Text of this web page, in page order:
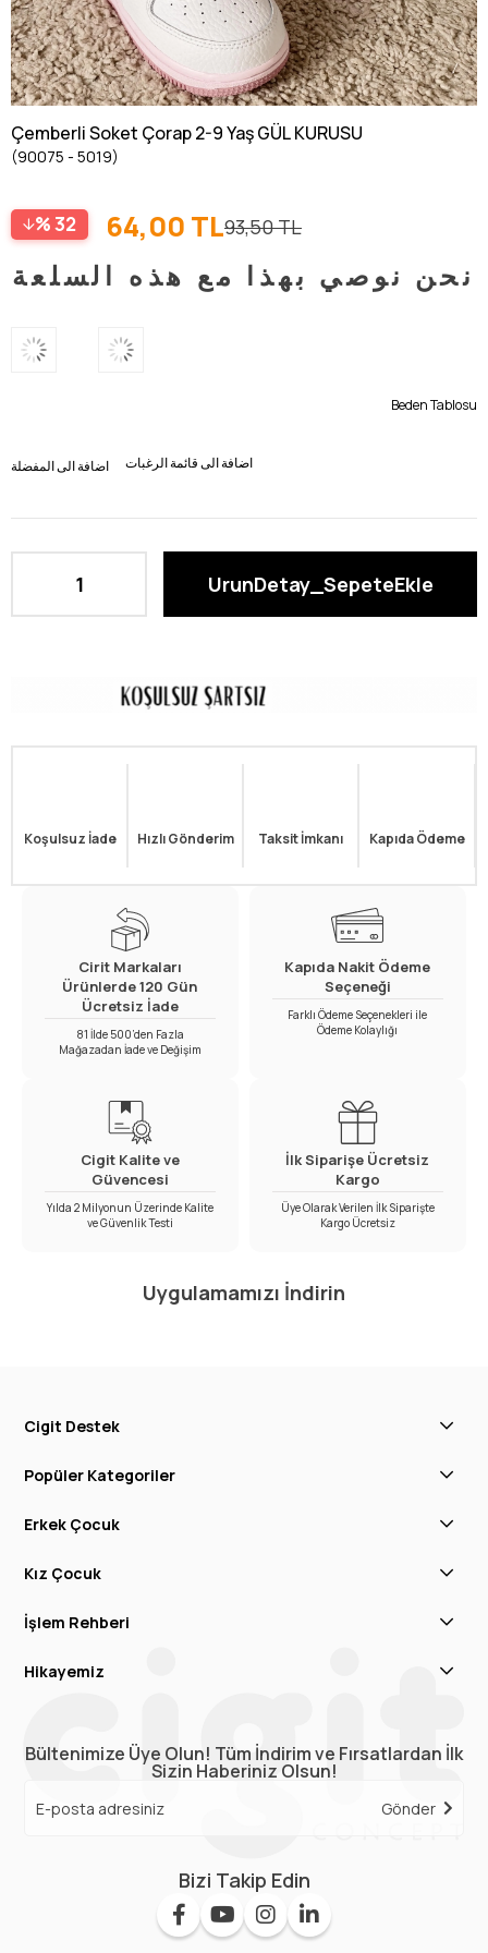
Çemberli Soket Çorap 2-9 Yaş GÜL KURUSU
(90075 - 5019)
32 93,50 TL
64,00 TL
نحن نوصي بهذا مع هذه السلعة
Beden Tablosu
اضافة الى المفضلة اضافة الى قائمة الرغبات
Koşulsuz İade Hızlı Gönderim Taksit İmkanı Kapıda Ödeme
Cirit Markaları
Ürünlerde 120 Gün
Ücretsiz İade
81 İlde 500’den Fazla
Mağazadan İade ve Değişim
Kapıda Nakit Ödeme
Seçeneği
Farklı Ödeme Seçenekleri ile
Ödeme Kolaylığı
Cigit Kalite ve
Güvencesi
Yılda 2 Milyonun Üzerinde Kalite
ve Güvenlik Testi
İlk Siparişe Ücretsiz
Kargo
Üye Olarak Verilen İlk Siparişte
Kargo Ücretsiz
Uygulamamızı İndirin
Cigit Destek
Popüler Kategoriler
Erkek Çocuk
Kız Çocuk
İşlem Rehberi
Hikayemiz
Bültenimize Üye Olun! Tüm İndirim ve Fırsatlardan İlk
Sizin Haberiniz Olsun!
Gönder
Bizi Takip Edin